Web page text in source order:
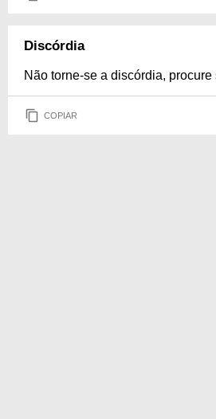
Discórdia
Não torne-se a discórdia,
COPIAR